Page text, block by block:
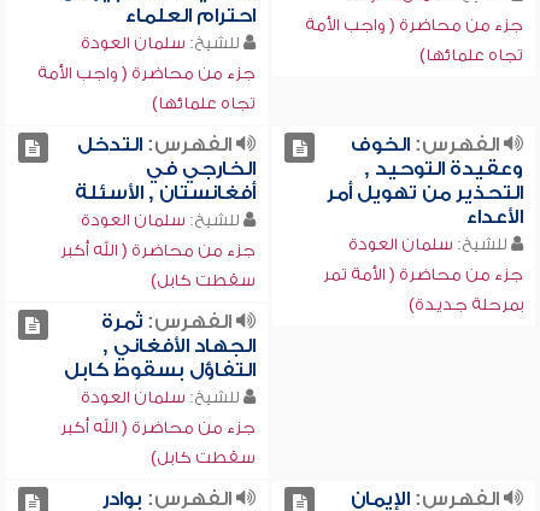
جزء من محاضرة ( واجب الأمة
تجاه علمائها)
احترام العلماء
للشيخ: سلمان العودة
جزء من محاضرة ( واجب الأمة
تجاه علمائها)
الفهرس:الخوف
وعقيدة التوحيد ,
التحذير من تهويل أمر
الأعداء
للشيخ: سلمان العودة
جزء من محاضرة ( الأمة تمر
بمرحلة جديدة)
الفهرس:التدخل
الخارجي في
أفغانستان , الأسئلة
للشيخ: سلمان العودة
جزء من محاضرة ( الله أكبر
سقطت كابل)
الفهرس:ثمرة
الجهاد الأفغاني ,
التفاؤل بسقوط كابل
للشيخ: سلمان العودة
جزء من محاضرة ( الله أكبر
سقطت كابل)
الفهرس:الإيمان
الفهرس: بوادر